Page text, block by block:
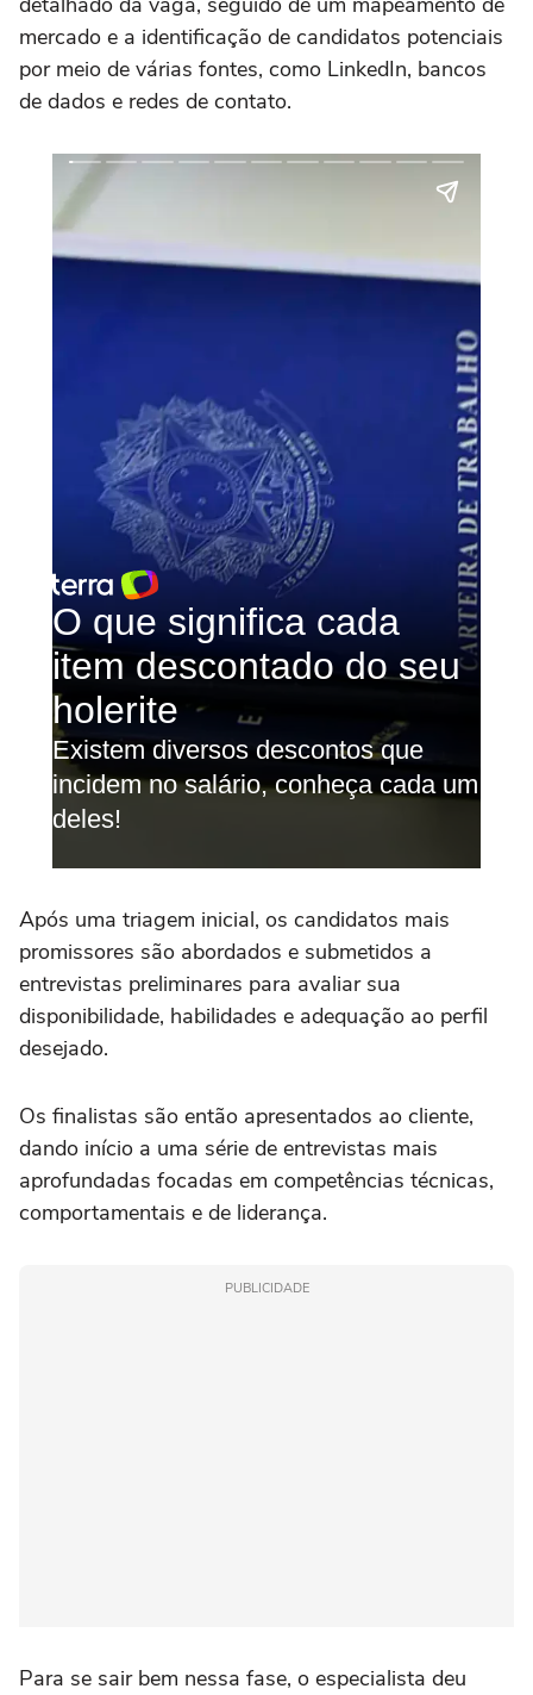
mercado e a identificação de candidatos potenciais
por meio de várias fontes, como LinkedIn, bancos
de dados e redes de contato.
Após uma triagem inicial, os candidatos mais
promissores são abordados e submetidos a
entrevistas preliminares para avaliar sua
disponibilidade, habilidades e adequação ao perfil
desejado.
Os finalistas são então apresentados ao cliente,
dando início a uma série de entrevistas mais
aprofundadas focadas em competências técnicas,
comportamentais e de liderança.
PUBLICIDADE
Para se sair bem nessa fase, o especialista deu